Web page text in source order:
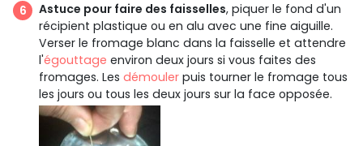
Astuce pour faire des faisselles, piquer le fond d'un
récipient plastique ou en alu avec une fine aiguille.
Verser le fromage blanc dans la faisselle et attendre
l'égouttage environ deux jours si vous faites des
fromages. Les démouler puis tourner le fromage tous
les jours ou tous les deux jours sur la face opposée.